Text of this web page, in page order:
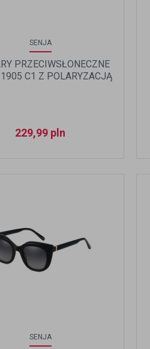
SENJA
PRZECIWSŁONECZNE
C1 Z POLARYZACJĄ
229,99 pln
SENJA